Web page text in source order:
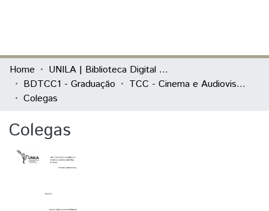
Communities & Collections
All of DSpace
Home
UNILA | Biblioteca Digital de Trabalhos de Conclusão de Curso
BDTCC1 - Graduação
TCC - Cinema e Audiovisual - TCC prático
Colegas
Colegas